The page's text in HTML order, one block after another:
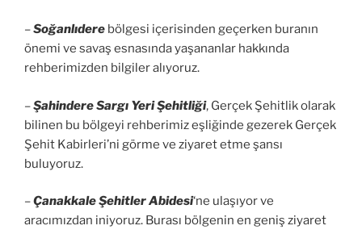
–Soğanlıdere bölgesi içerisinden geçerken buranın
önemi ve savaş esnasında yaşananlar hakkında
rehberimizden bilgiler alıyoruz.
–Şahindere Sargı Yeri Şehitliği, Gerçek Şehitlik olarak
bilinen bu bölgeyi rehberimiz eşliğinde gezerek Gerçek
Şehit Kabirleri’ni görme ve ziyaret etme şansı
buluyoruz.
–Çanakkale Şehitler Abidesi‘ne ulaşıyor ve
aracımızdan iniyoruz. Burası bölgenin en geniş ziyaret